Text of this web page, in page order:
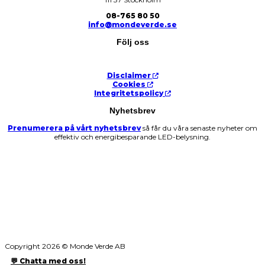
08-765 80 50
info@mondeverde.se
Följ oss
Disclaimer
Cookies
Integritetspolicy
Nyhetsbrev
Prenumerera på vårt nyhetsbrev så får du våra senaste nyheter om
effektiv och energibesparande LED-belysning.
Copyright 2026 © Monde Verde AB
💬 Chatta med oss!